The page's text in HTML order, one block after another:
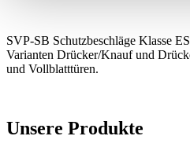
SVP-SB Schutzbeschläge Klasse
Varianten Drücker/Knauf und
und Vollblatttüren.
Unsere Produkte